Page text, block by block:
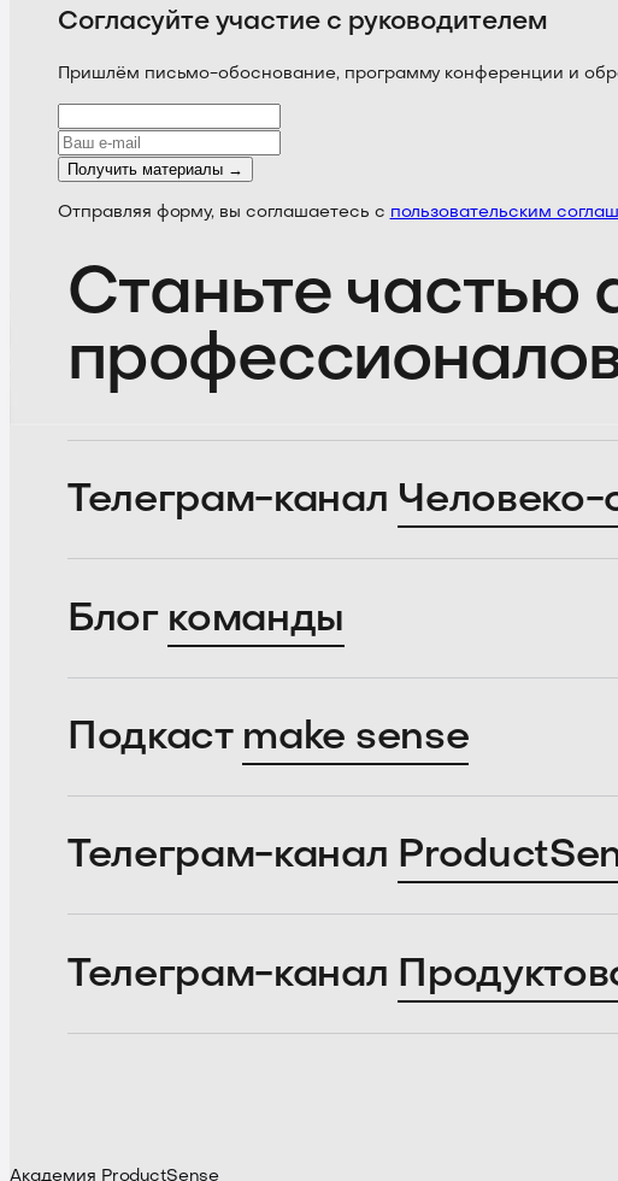
Согласуйте участие с руководителем
Пришлём письмо-обоснование, программу конференции и
Получить материалы →
Отправляя форму, вы соглашаетесь с пользовательским
Станьте частью
Телеграм-канал
Блог команды
Подкаст make sense
Телеграм-канал
Телеграм-канал
Академия ProductSense